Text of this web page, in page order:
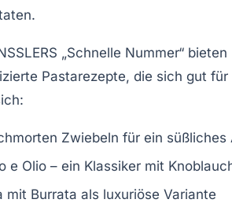
„Schnelle Nummer“
Pastarezepte, die sich gut
Zwiebeln für ein süßliches
e Olio – ein Klassiker mit
mit Burrata als luxuriöse Variante